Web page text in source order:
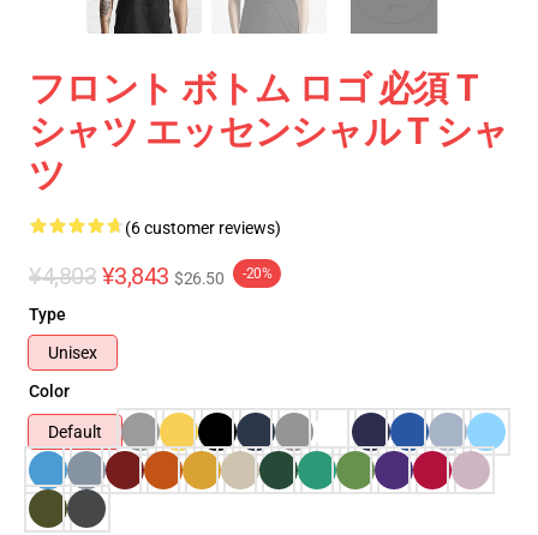
フロント ボトム ロゴ 必須 T
シャツ エッセンシャル T シャ
ツ
(6 customer reviews)
¥4,803 ¥3,843 $26.50 -20%
Type
Unisex
Color
Default